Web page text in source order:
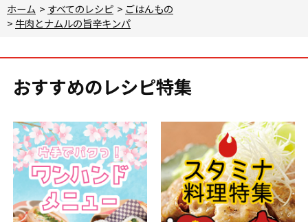
ホーム > すべてのレシピ > ごはんもの
>牛肉とナムルの旨辛キンパ
おすすめのレシピ特集